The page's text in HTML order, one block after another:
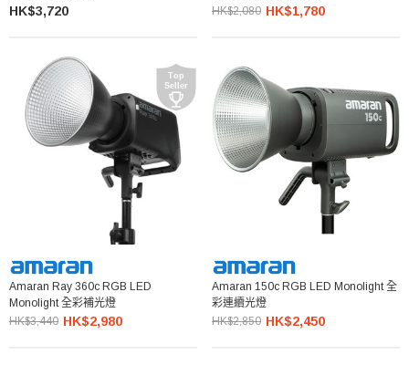
HK$3,720
HK$2,080 HK$1,780
Amaran Ray 360c RGB LED
Monolight 全彩補光燈
HK$3,440 HK$2,980
Amaran 150c RGB LED Monolight 全
彩連續光燈
HK$2,850 HK$2,450